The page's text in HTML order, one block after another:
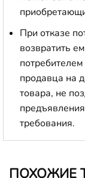
При отказе
возвратить
продавца на
товара, не
требования.
ПОХОЖИЕ